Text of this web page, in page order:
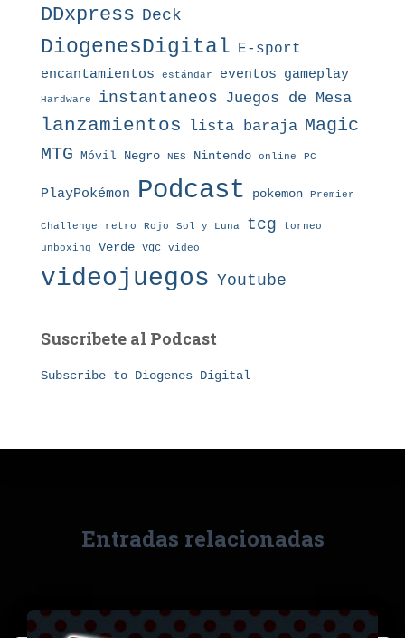
DDxpress Deck
DiogenesDigital E-sport
encantamientos estándar eventos gameplay
Hardware instantaneos Juegos de Mesa
lanzamientos lista baraja Magic
MTG Móvil Negro NES Nintendo online PC
PlayPokémon Podcast pokemon Premier
Challenge retro Rojo Sol y Luna tcg torneo
unboxing Verde vgc video
videojuegos Youtube
Suscribete al Podcast
Subscribe to Diogenes Digital
Entradas relacionadas